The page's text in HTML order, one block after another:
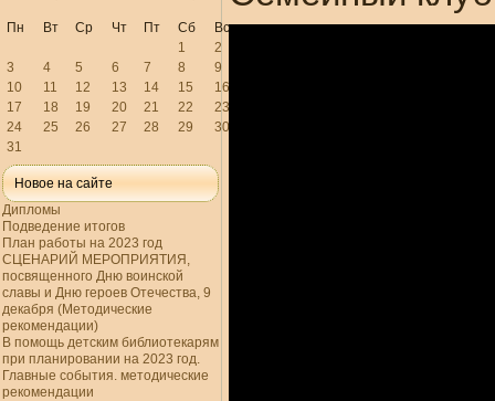
Пн Вт Ср Чт Пт Сб
Вс
1
2
3
4 5 6 7 8
9
10
11 12 13 14 15
16
17
18 19 20 21 22
23
24
25 26 27 28 29
30
31
Новое на сайте
Дипломы
Подведение итогов
План работы на 2023 год
СЦЕНАРИЙ МЕРОПРИЯТИЯ,
посвященного Дню воинской
славы и Дню героев Отечества, 9
декабря (Методические
рекомендации)
В помощь детским библиотекарям
при планировании на 2023 год.
Главные события. методические
рекомендации